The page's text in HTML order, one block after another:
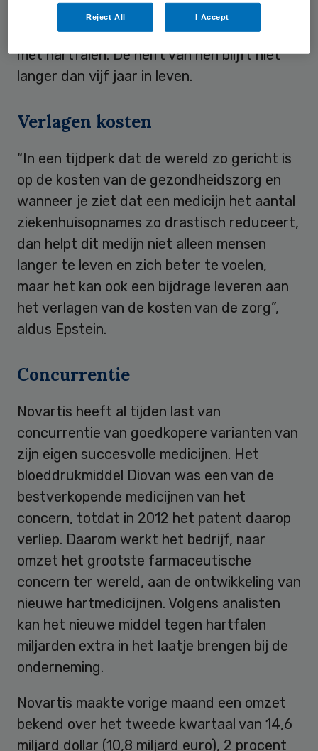
farmaceutische divisie van Novartis, krijgt
een op de vijf mensen in zijn leven te maken
met hartfalen. De helft van hen blijft niet
langer dan vijf jaar in leven.
Verlagen kosten
“In een tijdperk dat de wereld zo gericht is
op de kosten van de gezondheidszorg en
wanneer je ziet dat een medicijn het aantal
ziekenhuisopnames zo drastisch reduceert,
dan helpt dit medijn niet alleen mensen
langer te leven en zich beter te voelen,
maar het kan ook een bijdrage leveren aan
het verlagen van de kosten van de zorg”,
aldus Epstein.
Concurrentie
Novartis heeft al tijden last van
concurrentie van goedkopere varianten van
zijn eigen succesvolle medicijnen. Het
bloeddrukmiddel Diovan was een van de
bestverkopende medicijnen van het
concern, totdat in 2012 het patent daarop
verliep. Daarom werkt het bedrijf, naar
omzet het grootste farmaceutische
concern ter wereld, aan de ontwikkeling van
nieuwe hartmedicijnen. Volgens analisten
kan het nieuwe middel tegen hartfalen
miljarden extra in het laatje brengen bij de
onderneming.
Novartis maakte vorige maand een omzet
bekend over het tweede kwartaal van 14,6
miljard dollar (10,8 miljard euro), 2 procent
Reject All I Accept